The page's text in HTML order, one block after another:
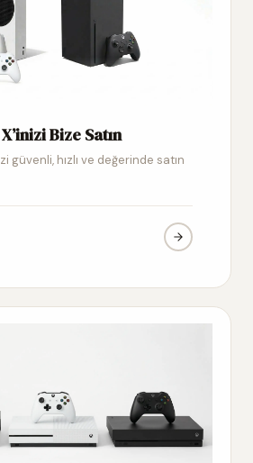
Bize Satın
güvenli, hızlı ve değerinde satın